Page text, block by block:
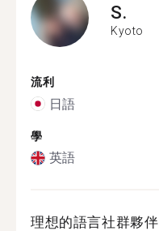
S.
Kyoto
流利
日語
學
英語
理想的語言社群夥伴